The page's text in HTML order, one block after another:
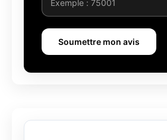
Soumettre mon avis